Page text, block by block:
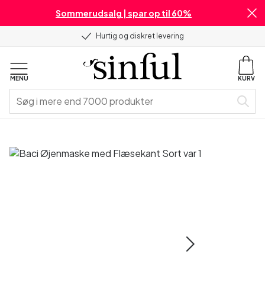
Sommerudsalg | spar op til 60%
Hurtig og diskret levering
MENU KURV